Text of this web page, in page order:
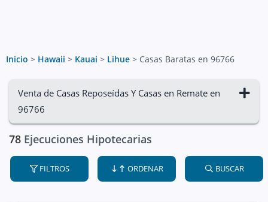
Inicio > Hawaii > Kauai > Lihue > Casas Baratas en 96766
Venta de Casas Reposeídas Y Casas en Remate en
96766
78 Ejecuciones Hipotecarias
FILTROS ORDENAR BUSCAR